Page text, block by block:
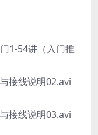
1-54讲（入门推
接线说明02.avi
接线说明03.avi